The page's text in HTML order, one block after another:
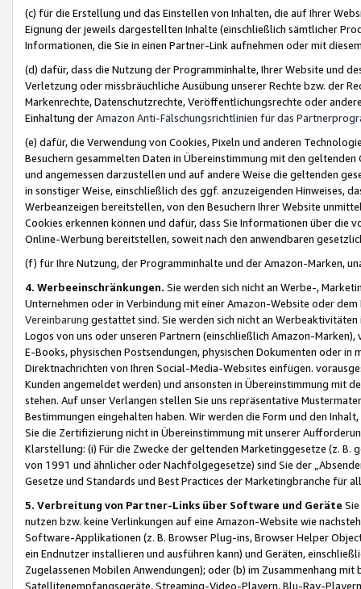
(c) für die Erstellung und das Einstellen von Inhalten, die auf Ihrer
Eignung der jeweils dargestellten Inhalte (einschließlich sämtlicher
Informationen, die Sie in einen Partner-Link aufnehmen oder mit
(d) dafür, dass die Nutzung der Programminhalte, Ihrer Website und
Verletzung oder missbräuchliche Ausübung unserer Rechte bzw. der
Markenrechte, Datenschutzrechte, Veröffentlichungsrechte oder
Einhaltung derAmazon Anti-Fälschungsrichtlinien für das
(e) dafür, die Verwendung von Cookies, Pixeln und anderen
Besuchern gesammelten Daten in Übereinstimmung mit den
und angemessen darzustellen und auf andere Weise die geltenden
in sonstiger Weise, einschließlich des ggf. anzuzeigenden Hinweises,
Werbeanzeigen bereitstellen, von den Besuchern Ihrer Website
Cookies erkennen können und dafür, dass Sie Informationen über die
Online-Werbung bereitstellen, soweit nach den anwendbaren
(f) für Ihre Nutzung, der Programminhalte und der Amazon-Marken,
4. Werbeeinschränkungen. Sie werden sich nicht an Werbe-,
Unternehmen oder in Verbindung mit einer Amazon-Website oder
Vereinbarung gestattet sind. Sie werden sich nicht an
Logos von uns oder unseren Partnern (einschließlich Amazon-
E-Books, physischen Postsendungen, physischen Dokumenten oder in
Direktnachrichten von Ihren Social-Media-Websites einfügen.
Kunden angemeldet werden) und ansonsten in Übereinstimmung mit
stehen. Auf unser Verlangen stellen Sie uns repräsentative
Bestimmungen eingehalten haben. Wir werden die Form und den
Sie die Zertifizierung nicht in Übereinstimmung mit unserer
Klarstellung: (i) Für die Zwecke der geltenden Marketinggesetze (z. B.
von 1991 und ähnlicher oder Nachfolgegesetze) sind Sie der
Gesetze und Standards und Best Practices der Marketingbranche für
5. Verbreitung von Partner-Links über Software und Geräte
nutzen bzw. keine Verlinkungen auf eine Amazon-Website wie
Software-Applikationen (z. B. Browser Plug-ins, Browser Helper
ein Endnutzer installieren und ausführen kann) und Geräten,
Zugelassenen Mobilen Anwendungen); oder (b) im Zusammenhang
Satellitenempfangsgeräte, Streaming-Video-Playern, Blu-Ray-